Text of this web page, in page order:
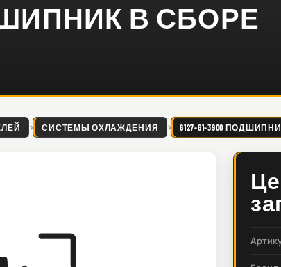
В СБОРЕ
СИСТЕМЫ ОХЛАЖДЕНИЯ 6127-61-3900